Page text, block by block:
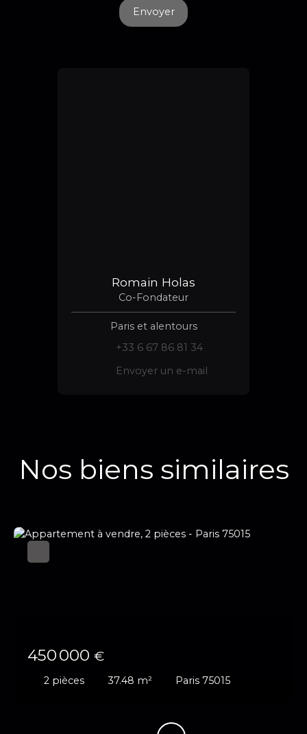
Envoyer
Romain Holas
Co-Fondateur
Paris et alentours
+33 6 67 86 81 34
Envoyer un e-mail
Nos biens similaires
450 000 €
2 pièces 37.48 m² Paris 75015